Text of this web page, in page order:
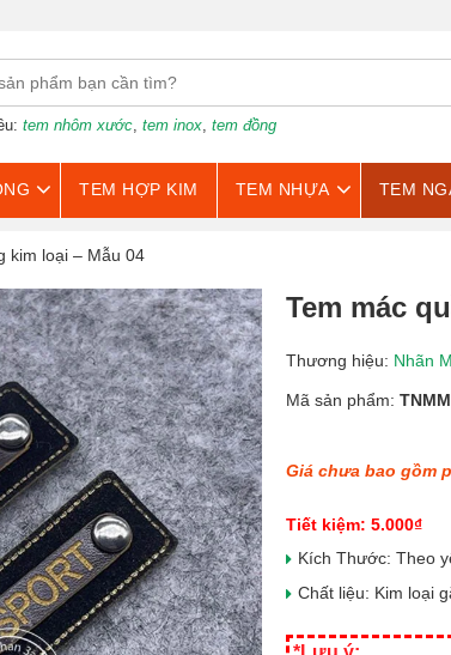
tem nhôm xước, tem inox, tem đồng
TEM HỢP KIM TEM NHỰA TEM
kim loại – Mẫu 04
Tem mác
Thương hiệu: Nhãn
Mã sản phẩm:
Giá chưa bao gồm
Tiết kiệm: 5.000₫
Kích Thước: Theo
Chất liệu: Kim